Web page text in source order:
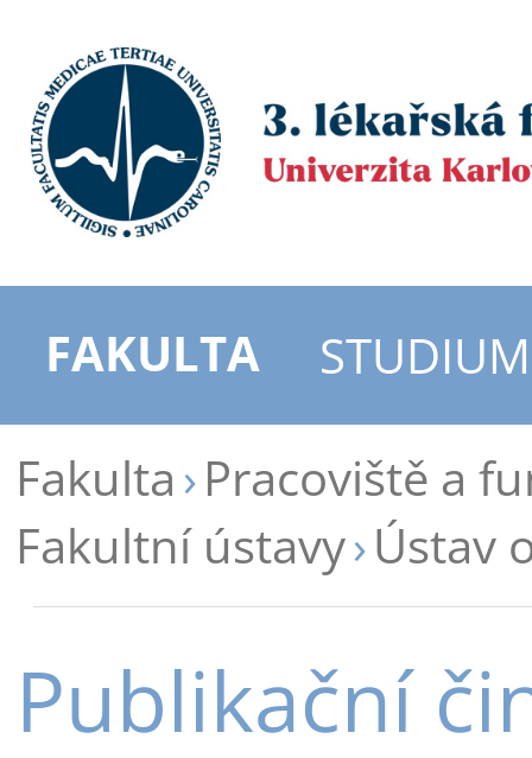
FAKULTA
STUDIUM
Fakulta Pracoviště a
Fakultní ústavy Ústav
Publikační